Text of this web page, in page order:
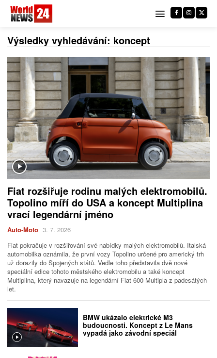
Výsledky vyhledávání: koncept
Fiat rozšiřuje rodinu malých elektromobilů.
Topolino míří do USA a koncept Multiplina
vrací legendární jméno
Auto-Moto 3. 7. 2026
Fiat pokračuje v rozšiřování své nabídky malých elektromobilů. Italská
automobilka oznámila, že první vozy Topolino určené pro americký trh
už dorazily do Spojených států. Vedle toho představila dvě nové
speciální edice tohoto městského elektromobilu a také koncept
Multiplina, který navazuje na legendární Fiat 600 Multipla z padesátých
let.
BMW ukázalo elektrické M3
budoucnosti. Koncept z Le Mans
vypadá jako závodní speciál